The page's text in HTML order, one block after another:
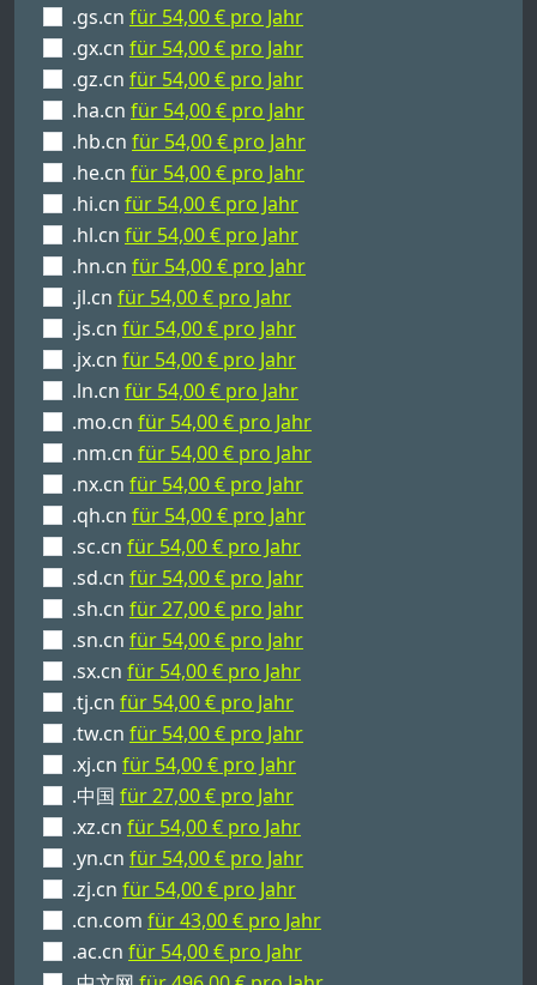
.gs.cn für 54,00 € pro Jahr
.gx.cn für 54,00 € pro Jahr
.gz.cn für 54,00 € pro Jahr
.ha.cn für 54,00 € pro Jahr
.hb.cn für 54,00 € pro Jahr
.he.cn für 54,00 € pro Jahr
.hi.cn für 54,00 € pro Jahr
.hl.cn für 54,00 € pro Jahr
.hn.cn für 54,00 € pro Jahr
.jl.cn für 54,00 € pro Jahr
.js.cn für 54,00 € pro Jahr
.jx.cn für 54,00 € pro Jahr
.ln.cn für 54,00 € pro Jahr
.mo.cn für 54,00 € pro Jahr
.nm.cn für 54,00 € pro Jahr
.nx.cn für 54,00 € pro Jahr
.qh.cn für 54,00 € pro Jahr
.sc.cn für 54,00 € pro Jahr
.sd.cn für 54,00 € pro Jahr
.sh.cn für 27,00 € pro Jahr
.sn.cn für 54,00 € pro Jahr
.sx.cn für 54,00 € pro Jahr
.tj.cn für 54,00 € pro Jahr
.tw.cn für 54,00 € pro Jahr
.xj.cn für 54,00 € pro Jahr
.中国 für 27,00 € pro Jahr
.xz.cn für 54,00 € pro Jahr
.yn.cn für 54,00 € pro Jahr
.zj.cn für 54,00 € pro Jahr
.cn.com für 43,00 € pro Jahr
.ac.cn für 54,00 € pro Jahr